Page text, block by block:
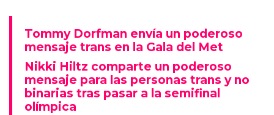
Tommy Dorfman envía un poderoso
mensaje trans en la Gala del Met
Nikki Hiltz comparte un poderoso
mensaje para las personas trans y no
binarias tras pasar a la semifinal
olímpica